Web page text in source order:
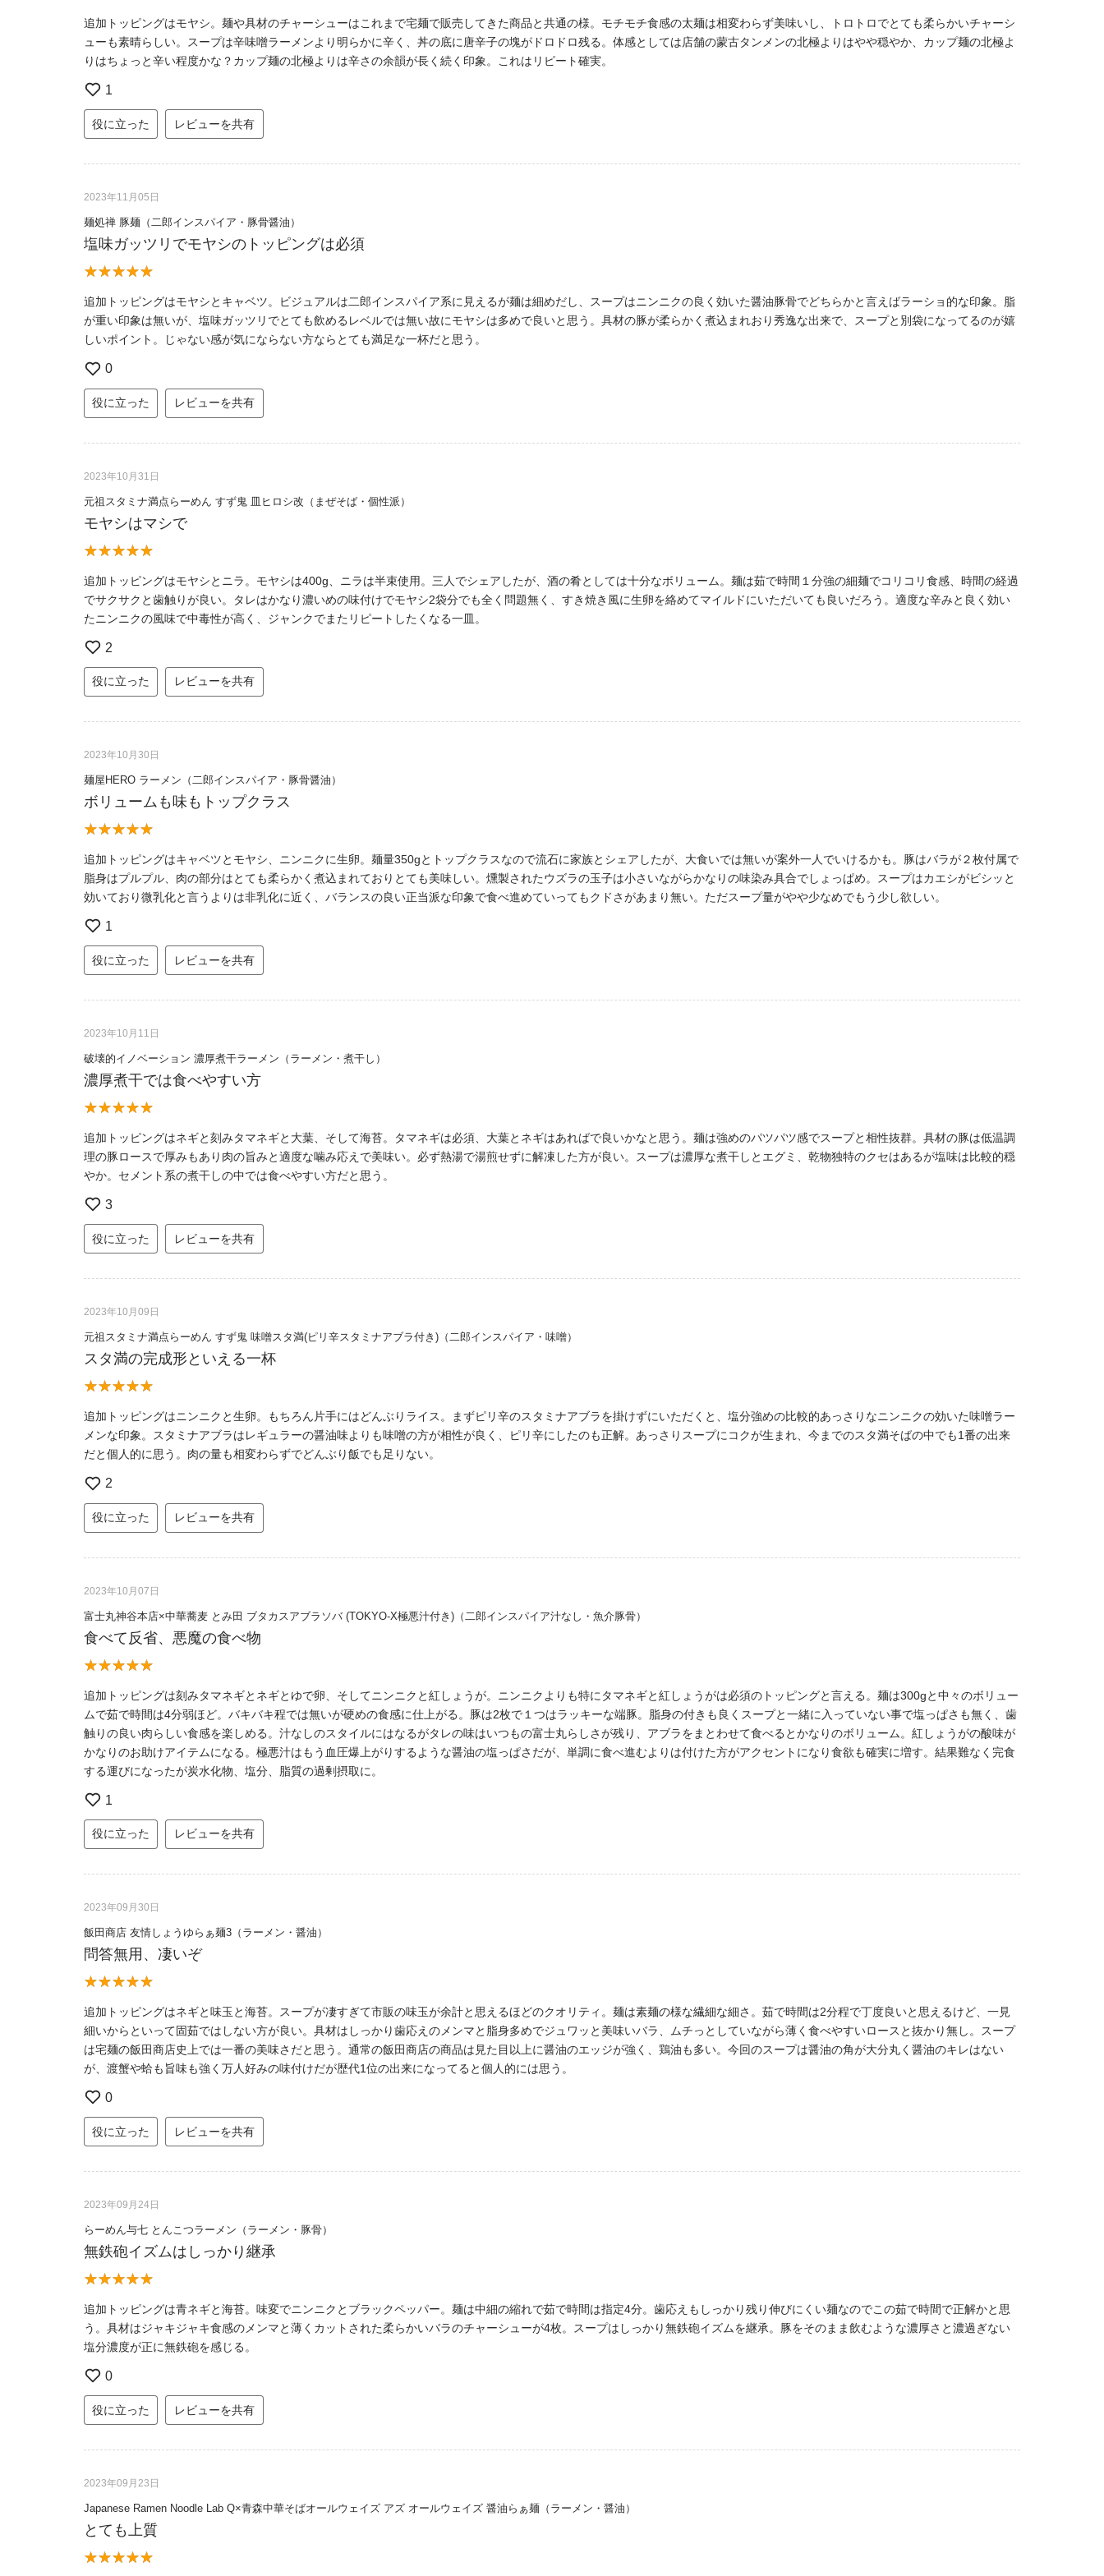
追加トッピングはモヤシ。麺や具材のチャーシューはこれまで宅麺で販売してきた商品と共通の様。モチモチ食感の太麺は相変わらず美味いし、トロトロでとても柔らかいチャーシ
ューも素晴らしい。スープは辛味噌ラーメンより明らかに辛く、丼の底に唐辛子の塊がドロドロ残る。体感としては店舗の蒙古タンメンの北極よりはやや穏やか、カップ麺の北極よ
りはちょっと辛い程度かな？カップ麺の北極よりは辛さの余韻が長く続く印象。これはリピート確実。
1
役に立った レビューを共有
2023年11月05日
麺処禅 豚麺（二郎インスパイア・豚骨醤油）
塩味ガッツリでモヤシのトッピングは必須
追加トッピングはモヤシとキャベツ。ビジュアルは二郎インスパイア系に見えるが麺は細めだし、スープはニンニクの良く効いた醤油豚骨でどちらかと言えばラーショ的な印象。脂
が重い印象は無いが、塩味ガッツリでとても飲めるレベルでは無い故にモヤシは多めで良いと思う。具材の豚が柔らかく煮込まれおり秀逸な出来で、スープと別袋になってるのが嬉
しいポイント。じゃない感が気にならない方ならとても満足な一杯だと思う。
0
役に立った レビューを共有
2023年10月31日
元祖スタミナ満点らーめん すず鬼 皿ヒロシ改（まぜそば・個性派）
モヤシはマシで
追加トッピングはモヤシとニラ。モヤシは400g、ニラは半束使用。三人でシェアしたが、酒の肴としては十分なボリューム。麺は茹で時間１分強の細麺でコリコリ食感、時間の経過
でサクサクと歯触りが良い。タレはかなり濃いめの味付けでモヤシ2袋分でも全く問題無く、すき焼き風に生卵を絡めてマイルドにいただいても良いだろう。適度な辛みと良く効い
たニンニクの風味で中毒性が高く、ジャンクでまたリピートしたくなる一皿。
2
役に立った レビューを共有
2023年10月30日
麺屋HERO ラーメン（二郎インスパイア・豚骨醤油）
ボリュームも味もトップクラス
追加トッピングはキャベツとモヤシ、ニンニクに生卵。麺量350gとトップクラスなので流石に家族とシェアしたが、大食いでは無いが案外一人でいけるかも。豚はバラが２枚付属で
脂身はプルプル、肉の部分はとても柔らかく煮込まれておりとても美味しい。燻製されたウズラの玉子は小さいながらかなりの味染み具合でしょっぱめ。スープはカエシがビシッと
効いており微乳化と言うよりは非乳化に近く、バランスの良い正当派な印象で食べ進めていってもクドさがあまり無い。ただスープ量がやや少なめでもう少し欲しい。
1
役に立った レビューを共有
2023年10月11日
破壊的イノベーション 濃厚煮干ラーメン（ラーメン・煮干し）
濃厚煮干では食べやすい方
追加トッピングはネギと刻みタマネギと大葉、そして海苔。タマネギは必須、大葉とネギはあればで良いかなと思う。麺は強めのパツパツ感でスープと相性抜群。具材の豚は低温調
理の豚ロースで厚みもあり肉の旨みと適度な噛み応えで美味い。必ず熱湯で湯煎せずに解凍した方が良い。スープは濃厚な煮干しとエグミ、乾物独特のクセはあるが塩味は比較的穏
やか。セメント系の煮干しの中では食べやすい方だと思う。
3
役に立った レビューを共有
2023年10月09日
元祖スタミナ満点らーめん すず鬼 味噌スタ満(ピリ辛スタミナアブラ付き)（二郎インスパイア・味噌）
スタ満の完成形といえる一杯
追加トッピングはニンニクと生卵。もちろん片手にはどんぶりライス。まずピリ辛のスタミナアブラを掛けずにいただくと、塩分強めの比較的あっさりなニンニクの効いた味噌ラー
メンな印象。スタミナアブラはレギュラーの醤油味よりも味噌の方が相性が良く、ピリ辛にしたのも正解。あっさりスープにコクが生まれ、今までのスタ満そばの中でも1番の出来
だと個人的に思う。肉の量も相変わらずでどんぶり飯でも足りない。
2
役に立った レビューを共有
2023年10月07日
富士丸神谷本店×中華蕎麦 とみ田 ブタカスアブラソバ (TOKYO-X極悪汁付き)（二郎インスパイア汁なし・魚介豚骨）
食べて反省、悪魔の食べ物
追加トッピングは刻みタマネギとネギとゆで卵、そしてニンニクと紅しょうが。ニンニクよりも特にタマネギと紅しょうがは必須のトッピングと言える。麺は300gと中々のボリュー
ムで茹で時間は4分弱ほど。バキバキ程では無いが硬めの食感に仕上がる。豚は2枚で１つはラッキーな端豚。脂身の付きも良くスープと一緒に入っていない事で塩っぱさも無く、歯
触りの良い肉らしい食感を楽しめる。汁なしのスタイルにはなるがタレの味はいつもの富士丸らしさが残り、アブラをまとわせて食べるとかなりのボリューム。紅しょうがの酸味が
かなりのお助けアイテムになる。極悪汁はもう血圧爆上がりするような醤油の塩っぱさだが、単調に食べ進むよりは付けた方がアクセントになり食欲も確実に増す。結果難なく完食
する運びになったが炭水化物、塩分、脂質の過剰摂取に。
1
役に立った レビューを共有
2023年09月30日
飯田商店 友情しょうゆらぁ麺3（ラーメン・醤油）
問答無用、凄いぞ
追加トッピングはネギと味玉と海苔。スープが凄すぎて市販の味玉が余計と思えるほどのクオリティ。麺は素麺の様な繊細な細さ。茹で時間は2分程で丁度良いと思えるけど、一見
細いからといって固茹ではしない方が良い。具材はしっかり歯応えのメンマと脂身多めでジュワッと美味いバラ、ムチっとしていながら薄く食べやすいロースと抜かり無し。スープ
は宅麺の飯田商店史上では一番の美味さだと思う。通常の飯田商店の商品は見た目以上に醤油のエッジが強く、鶏油も多い。今回のスープは醤油の角が大分丸く醤油のキレはない
が、渡蟹や蛤も旨味も強く万人好みの味付けだが歴代1位の出来になってると個人的には思う。
0
役に立った レビューを共有
2023年09月24日
らーめん与七 とんこつラーメン（ラーメン・豚骨）
無鉄砲イズムはしっかり継承
追加トッピングは青ネギと海苔。味変でニンニクとブラックペッパー。麺は中細の縮れで茹で時間は指定4分。歯応えもしっかり残り伸びにくい麺なのでこの茹で時間で正解かと思
う。具材はジャキジャキ食感のメンマと薄くカットされた柔らかいバラのチャーシューが4枚。スープはしっかり無鉄砲イズムを継承。豚をそのまま飲むような濃厚さと濃過ぎない
塩分濃度が正に無鉄砲を感じる。
0
役に立った レビューを共有
2023年09月23日
Japanese Ramen Noodle Lab Q×青森中華そばオールウェイズ アズ オールウェイズ 醤油らぁ麺（ラーメン・醤油）
とても上質